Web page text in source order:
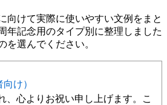
向けて実際に使いやすい文例をまと
年記念用のタイプ別に整理しました
を選んでください。
け）
、心よりお祝い申し上げます。こ